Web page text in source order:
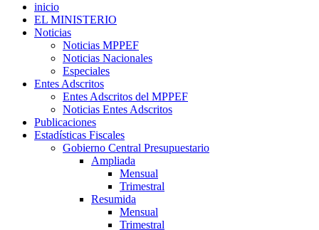
inicio
EL MINISTERIO
Noticias
Noticias MPPEF
Noticias Nacionales
Especiales
Entes Adscritos
Entes Adscritos del MPPEF
Noticias Entes Adscritos
Publicaciones
Estadísticas Fiscales
Gobierno Central Presupuestario
Ampliada
Mensual
Trimestral
Resumida
Mensual
Trimestral